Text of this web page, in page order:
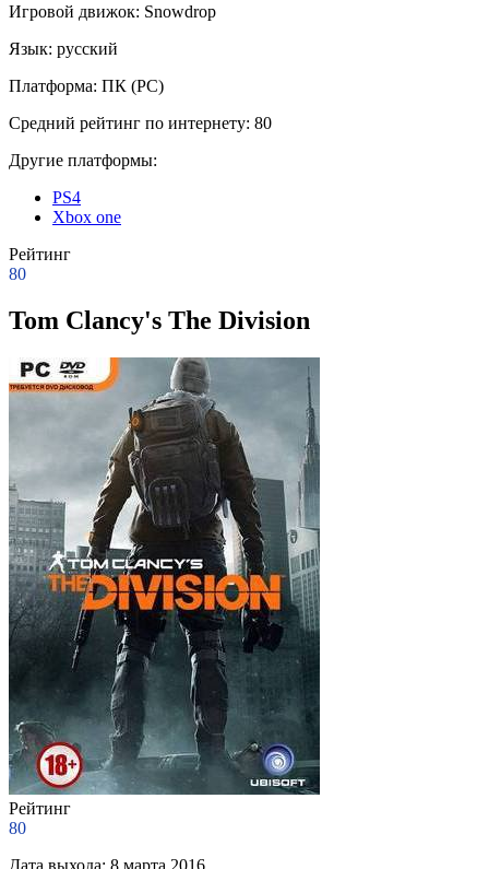
Игровой движок: Snowdrop
Язык: русский
Платформа: ПК (PC)
Средний рейтинг по интернету: 80
Другие платформы:
PS4
Xbox one
Рейтинг
80
Tom Clancy's The Division
Рейтинг
80
Дата выхода: 8 марта 2016